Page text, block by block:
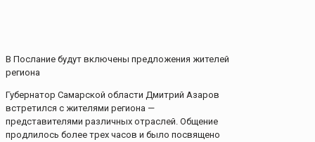
В Послание будут включены предложения жителей
региона
Губернатор Самарской области Дмитрий Азаров
встретился с жителями региона —
представителями различных отраслей. Общение
продлилось более трех часов и было посвящено